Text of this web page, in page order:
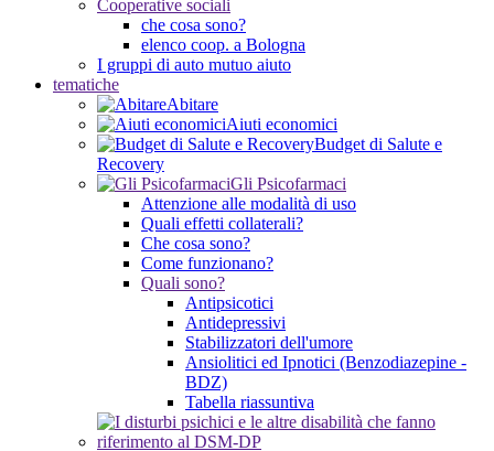
Cooperative sociali
che cosa sono?
elenco coop. a Bologna
I gruppi di auto mutuo aiuto
tematiche
Abitare
Aiuti economici
Budget di Salute e
Recovery
Gli Psicofarmaci
Attenzione alle modalità di uso
Quali effetti collaterali?
Che cosa sono?
Come funzionano?
Quali sono?
Antipsicotici
Antidepressivi
Stabilizzatori dell'umore
Ansiolitici ed Ipnotici (Benzodiazepine -
BDZ)
Tabella riassuntiva